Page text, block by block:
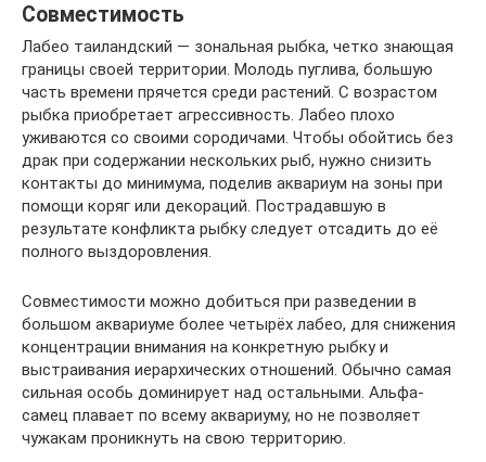
Совместимость
Лабео таиландский — зональная рыбка, четко знающая
границы своей территории. Молодь пуглива, большую
часть времени прячется среди растений. С возрастом
рыбка приобретает агрессивность. Лабео плохо
уживаются со своими сородичами. Чтобы обойтись без
драк при содержании нескольких рыб, нужно снизить
контакты до минимума, поделив аквариум на зоны при
помощи коряг или декораций. Пострадавшую в
результате конфликта рыбку следует отсадить до её
полного выздоровления.
Совместимости можно добиться при разведении в
большом аквариуме более четырёх лабео, для снижения
концентрации внимания на конкретную рыбку и
выстраивания иерархических отношений. Обычно самая
сильная особь доминирует над остальными. Альфа-
самец плавает по всему аквариуму, но не позволяет
чужакам проникнуть на свою территорию.